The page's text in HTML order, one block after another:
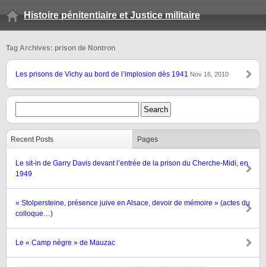
Histoire pénitentiaire et Justice militaire
Tag Archives: prison de Nontron
Les prisons de Vichy au bord de l’implosion dès 1941 Nov 16, 2010
Recent Posts Pages
Le sit-in de Garry Davis devant l’entrée de la prison du Cherche-Midi, en
1949
« Stolpersteine, présence juive en Alsace, devoir de mémoire » (actes du
colloque…)
Le « Camp nègre » de Mauzac